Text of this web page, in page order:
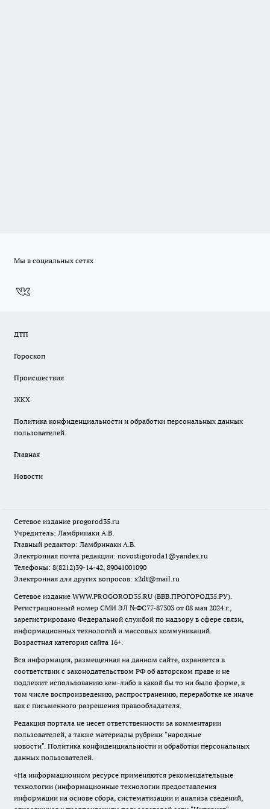
Мы в социальных сетях
ДТП
Гороскоп
Происшествия
ЖКХ
Политика конфиденциальности и обработки персональных данных
пользователей.
Главная
Новости
Сетевое издание progorod35.ru
Учредитель: Ламбринаки А.В.
Главный редактор: Ламбринаки А.В.
Электронная почта редакции: novostigoroda1@yandex.ru
Телефоны: 8(8212)39-14-42, 89041001090
Электронная для других вопросов: x2dt@mail.ru
Сетевое издание WWW.PROGOROD35.RU (ВВВ.ПРОГОРОД35.РУ).
Регистрационный номер СМИ ЭЛ №ФС77-87303 от 08 мая 2024 г.,
зарегистрировано Федеральной службой по надзору в сфере связи,
информационных технологий и массовых коммуникаций.
Возрастная категория сайта 16+.
Вся информация, размещенная на данном сайте, охраняется в
соответствии с законодательством РФ об авторском праве и не
подлежит использованию кем-либо в какой бы то ни было форме, в
том числе воспроизведению, распространению, переработке не иначе
как с письменного разрешения правообладателя.
Редакция портала не несет ответственности за комментарии
пользователей, а также материалы рубрики "народные
новости". Политика конфиденциальности и обработки персональных
данных пользователей.
«На информационном ресурсе применяются рекомендательные
технологии (информационные технологии предоставления
информации на основе сбора, систематизации и анализа сведений,